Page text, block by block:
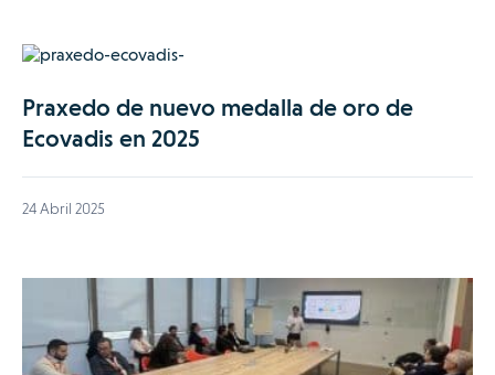
Praxedo de nuevo medalla de oro de
Ecovadis en 2025
24 Abril 2025